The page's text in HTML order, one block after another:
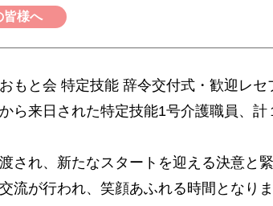
皆様へ
もと会 特定技能 辞令交付式・歓迎レセ
ら来日された特定技能1号介護職員、
され、新たなスタートを迎える決意と
流が行われ、笑顔あふれる時間となりま